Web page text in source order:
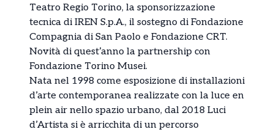
Teatro Regio Torino, la sponsorizzazione
tecnica di IREN S.p.A., il sostegno di Fondazione
Compagnia di San Paolo e Fondazione CRT.
Novità di quest’anno la partnership con
Fondazione Torino Musei.
Nata nel 1998 come esposizione di installazioni
d’arte contemporanea realizzate con la luce en
plein air nello spazio urbano, dal 2018 Luci
d’Artista si è arricchita di un percorso